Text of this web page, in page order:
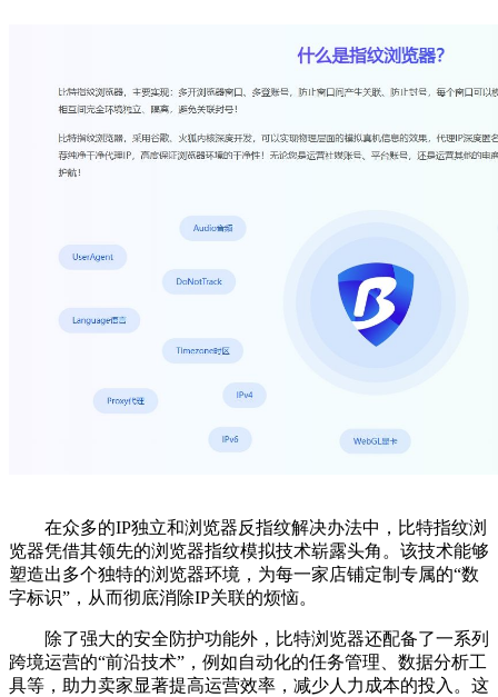
在众多的IP独立和浏览器反指纹解决办法中，比特指纹浏
览器凭借其领先的浏览器指纹模拟技术崭露头角。该技术能够
塑造出多个独特的浏览器环境，为每一家店铺定制专属的“数
字标识”，从而彻底消除IP关联的烦恼。
除了强大的安全防护功能外，比特浏览器还配备了一系列
跨境运营的“前沿技术”，例如自动化的任务管理、数据分析工
具等，助力卖家显著提高运营效率，减少人力成本的投入。这